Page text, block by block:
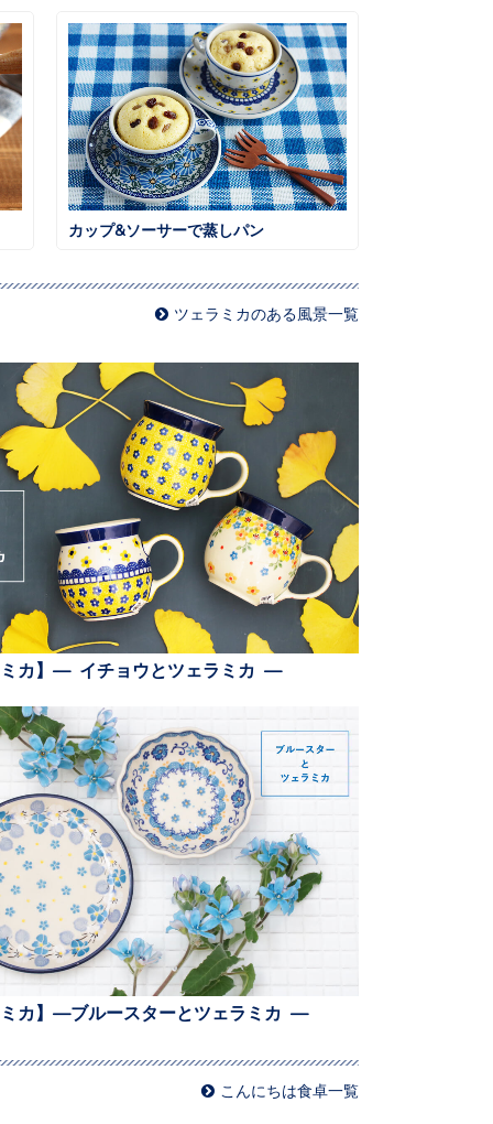
カップ&ソーサーで蒸しパン
ツェラミカのある風景一覧
ミカ】— イチョウとツェラミカ —
ミカ】—ブルースターとツェラミカ —
こんにちは食卓一覧